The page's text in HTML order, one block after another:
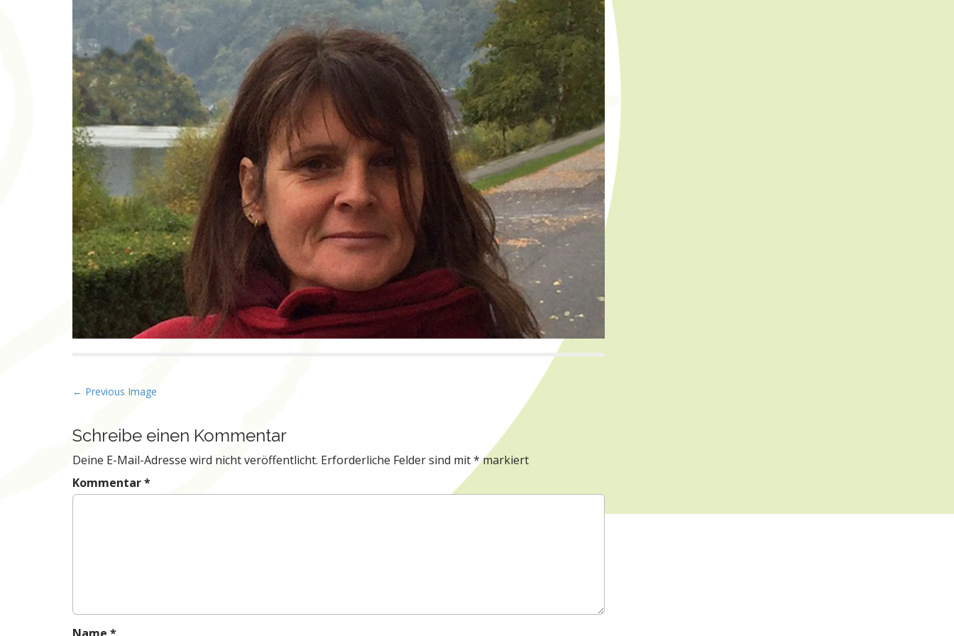
Post navigation
← Previous Image
Schreibe einen Kommentar
Deine E-Mail-Adresse wird nicht veröffentlicht. Erforderliche Felder sind mit*markiert
Kommentar*